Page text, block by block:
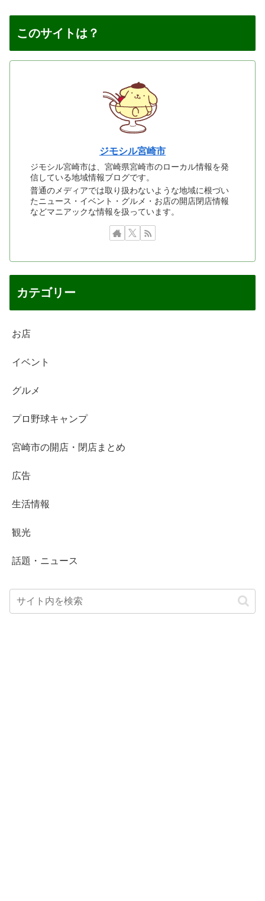
このサイトは？
ジモシル宮崎市
ジモシル宮崎市は、宮崎県宮崎市のローカル情報を発
信している地域情報ブログです。
普通のメディアでは取り扱わないような地域に根づい
たニュース・イベント・グルメ・お店の開店閉店情報
などマニアックな情報を扱っています。
カテゴリー
お店
イベント
グルメ
プロ野球キャンプ
宮崎市の開店・閉店まとめ
広告
生活情報
観光
話題・ニュース